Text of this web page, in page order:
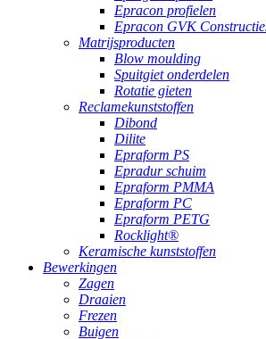
Epracon profielen
Epracon GVK
Matrijsproducten
Blow moulding
Spuitgiet onderdelen
Rotatie gieten
Reclamekunststoffen
Dibond
Dilite
Epraform PS
Epradur schuim
Epraform PMMA
Epraform PC
Epraform PETG
Rocklight®
Keramische kunststoffen
Bewerkingen
Zagen
Draaien
Frezen
Buigen